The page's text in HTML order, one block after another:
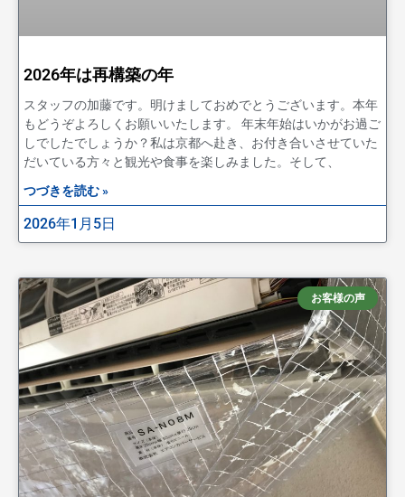
2026年は再構築の年
スタッフの加藤です。明けましておめでとうございます。本年
もどうぞよろしくお願いいたします。 年末年始はいかがお過ご
しでしたでしょうか？私は京都へ赴き、お付き合いさせていた
だいている方々と観光や食事を楽しみました。そして、
つづきを読む »
2026年1月5日
お客様の声